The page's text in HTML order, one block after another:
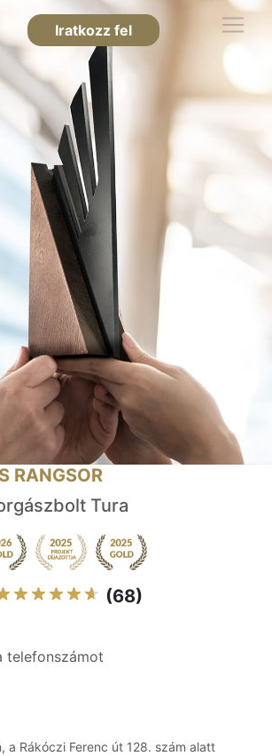
Iratkozz fel
RANGSOR
Tura
(68)
telefonszámot
a Rákóczi Ferenc út 128. szám alatt